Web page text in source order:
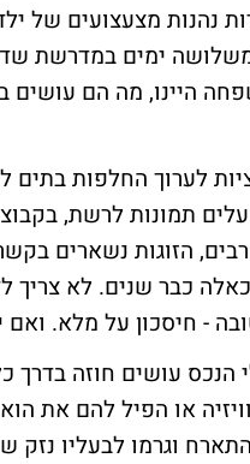
נהנות מצעצועים של
ימים במדרשת
היינו, מה הם
לערוך החלפות
תמונות לרשת,
הזוגות נשארים
כבר שנים. לא
- חיסכון על מלא. ואם
הנכס עושים חוזה
או הפיל להם את
וגרמו לבעליו